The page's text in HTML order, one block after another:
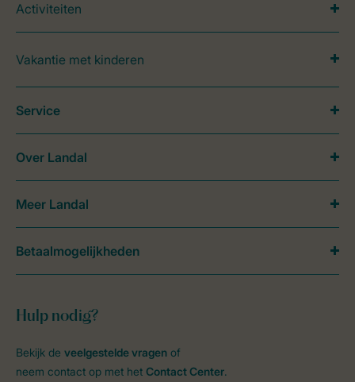
Activiteiten
Vakantie met kinderen
Hulp nodig?
Bekijk de veelgestelde vragen of
neem contact op met het Contact Center.
Service
Over Landal
Meer Landal
Betaalmogelijkheden